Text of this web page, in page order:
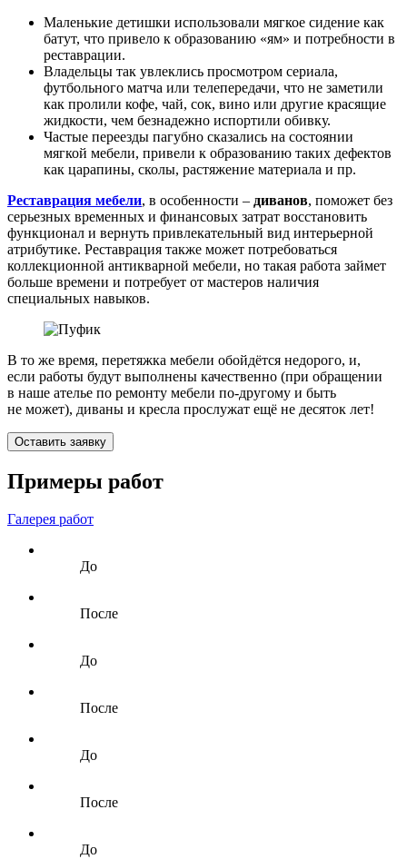
Маленькие детишки использовали мягкое сидение как
батут, что привело к образованию «ям» и потребности в
реставрации.
Владельцы так увлеклись просмотром сериала,
футбольного матча или телепередачи, что не заметили
как пролили кофе, чай, сок, вино или другие красящие
жидкости, чем безнадежно испортили обивку.
Частые переезды пагубно сказались на состоянии
мягкой мебели, привели к образованию таких дефектов
как царапины, сколы, растяжение материала и пр.
Реставрация мебели, в особенности – диванов, поможет без
серьезных временных и финансовых затрат восстановить
функционал и вернуть привлекательный вид интерьерной
атрибутике. Реставрация также может потребоваться
коллекционной антикварной мебели, но такая работа займет
больше времени и потребует от мастеров наличия
специальных навыков.
В то же время, перетяжка мебели обойдётся недорого, и,
если работы будут выполнены качественно (при обращении
в наше ателье по ремонту мебели по‑другому и быть
не может), диваны и кресла прослужат ещё не десяток лет!
Оставить заявку
Примеры работ
Галерея работ
До
После
До
После
До
После
До